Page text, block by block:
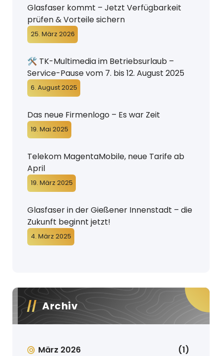
Glasfaser kommt – Jetzt Verfügbarkeit
prüfen & Vorteile sichern
25. März 2026
🛠️ TK-Multimedia im Betriebsurlaub –
Service-Pause vom 7. bis 12. August 2025
6. August 2025
Das neue Firmenlogo – Es war Zeit
19. Mai 2025
Telekom MagentaMobile, neue Tarife ab
April
19. März 2025
Glasfaser in der Gießener Innenstadt – die
Zukunft beginnt jetzt!
4. März 2025
Archiv
März 2026 (1)